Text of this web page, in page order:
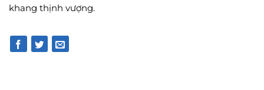
khang thịnh vượng.